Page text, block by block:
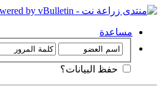
مساعدة
حفظ البيانات؟